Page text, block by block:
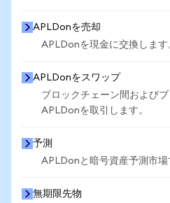
APLDonを売却
APLDonを現金に交換します
APLDonをスワップ
ブロックチェーン間および
APLDonを取引します。
予測
APLDonと暗号資産予測市場
無期限先物